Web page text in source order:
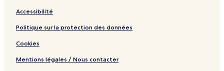
Accessibilité
Politique sur la protection des données
Cookies
Mentions légales / Nous contacter